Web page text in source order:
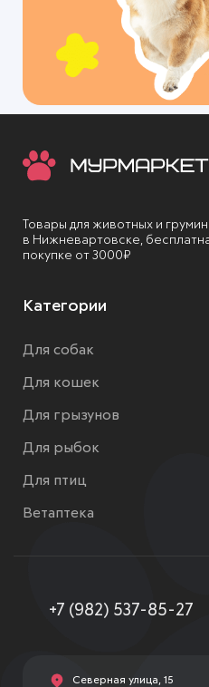
Товары для животных и
в Нижневартовске,
покупке от 3000₽
Категории
Для собак
Для кошек
Для грызунов
Для рыбок
Для птиц
Ветаптека
+7 (982) 537-85-27
Северная улица, 15